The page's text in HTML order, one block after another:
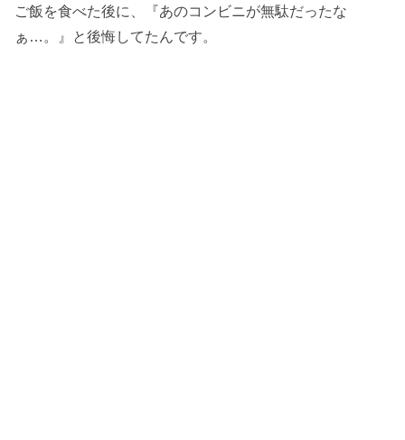
ご飯を食べた後に、『あのコンビニが無駄だったな
ぁ…。』と後悔してたんです。